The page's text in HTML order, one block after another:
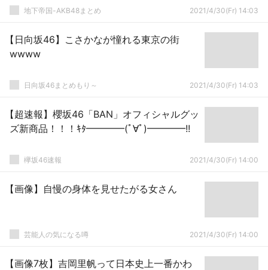
地下帝国-AKB48まとめ 2021/4/30(Fr) 14:03
【日向坂46】こさかなが憧れる東京の街
wwww
日向坂46まとめもり～ 2021/4/30(Fr) 14:03
【超速報】櫻坂46「BAN」オフィシャルグッ
ズ新商品！！！ｷﾀ━━━━(ﾟ∀ﾟ)━━━━!!
欅坂46速報 2021/4/30(Fr) 14:00
【画像】自慢の身体を見せたがる女さん
芸能人の気になる噂 2021/4/30(Fr) 14:00
【画像7枚】吉岡里帆って日本史上一番かわ